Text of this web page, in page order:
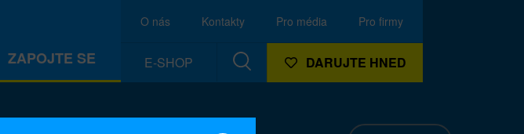
ZAPOJTE SE
O nás Kontakty Pro média Pro firmy
E-SHOP DARUJTE HNED